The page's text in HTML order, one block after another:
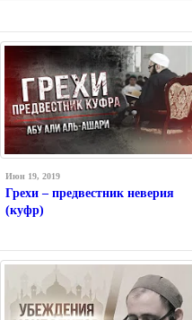
Июн 19, 2019
Грехи – предвестник неверия
(куфр)